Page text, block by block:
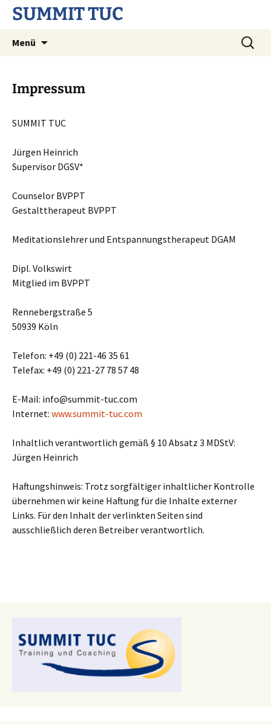
SUMMIT TUC
Menü
Suchen
nach:
Impressum
SUMMIT TUC
Jürgen Heinrich
Supervisor DGSV*
Counselor BVPPT
Gestalttherapeut BVPPT
Meditationslehrer und Entspannungstherapeut DGAM
Dipl. Volkswirt
Mitglied im BVPPT
Rennebergstraße 5
50939 Köln
Telefon: +49 (0) 221-46 35 61
Telefax: +49 (0) 221-27 78 57 48
E-Mail: info@summit-tuc.com
Internet: www.summit-tuc.com
Inhaltlich verantwortlich gemäß § 10 Absatz 3 MDStV:
Jürgen Heinrich
Haftungshinweis: Trotz sorgfältiger inhaltlicher Kontrolle
übernehmen wir keine Haftung für die Inhalte externer
Links. Für den Inhalt der verlinkten Seiten sind
ausschließlich deren Betreiber verantwortlich.